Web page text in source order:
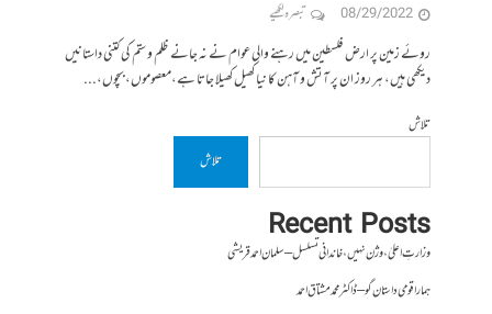
08/29/2022 تبصرہ لکھیے
روئے زمین پر ارض فلسطین میں رہنے والی عوام نے نہ جانے ظلم و ستم کی کتنی داستانیں
دیکھی ہیں، ہر روز ان پر آتش و آہن کا نیا کھیل کھیلا جاتا ہے،معصوموں، بچوں،...
تلاش
تلاش
Recent Posts
وزارتِ اعلیٰ ، وژن نہیں ، خاندانی تسلسل – سلمان احمد قریشی
ہمارا قومی داستان گو – ڈاکٹر محمد مشتاق احمد